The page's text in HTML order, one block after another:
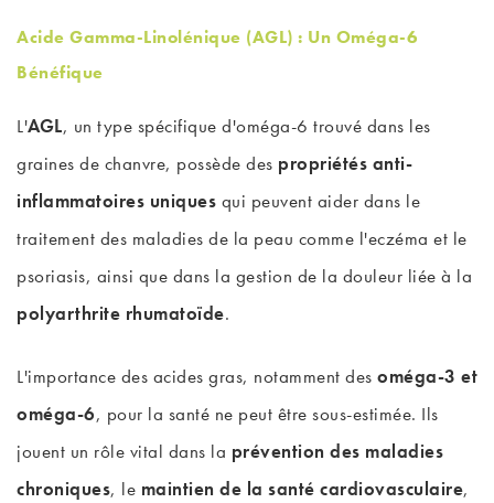
Acide Gamma-Linolénique (AGL) : Un Oméga-6
Bénéfique
L'AGL, un type spécifique d'oméga-6 trouvé dans les
graines de chanvre, possède des propriétés anti-
inflammatoires uniques qui peuvent aider dans le
traitement des maladies de la peau comme l'eczéma et le
psoriasis, ainsi que dans la gestion de la douleur liée à la
polyarthrite rhumatoïde.
L'importance des acides gras, notamment des oméga-3 et
oméga-6, pour la santé ne peut être sous-estimée. Ils
jouent un rôle vital dans la prévention des maladies
chroniques, le maintien de la santé cardiovasculaire,